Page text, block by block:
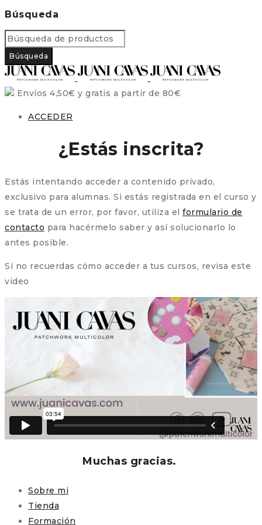
Búsqueda
Envíos 4,50€ y gratis a partir de 80€
ACCEDER
¿Estás inscrita?
Estás intentando acceder a contenido privado,
exclusivo para alumnas. Si estás registrada en el curso y
se trata de un error, por favor, utiliza el formulario de
contacto para hacérmelo saber y así solucionarlo lo
antes posible.
Si no recuerdas cómo acceder a tus cursos, revisa este
video
Muchas gracias.
Sobre mi
Tienda
Formación